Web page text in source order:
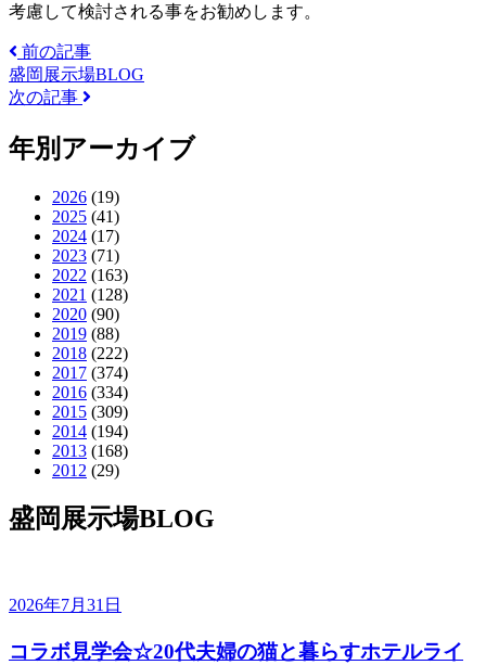
考慮して検討される事をお勧めします。
前の記事
盛岡展示場BLOG
次の記事
年別アーカイブ
2026 (19)
2025 (41)
2024 (17)
2023 (71)
2022 (163)
2021 (128)
2020 (90)
2019 (88)
2018 (222)
2017 (374)
2016 (334)
2015 (309)
2014 (194)
2013 (168)
2012 (29)
盛岡展示場BLOG
2026年7月31日
コラボ見学会☆20代夫婦の猫と暮らすホテルライ